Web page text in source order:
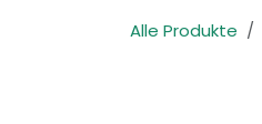
Alle Produkte